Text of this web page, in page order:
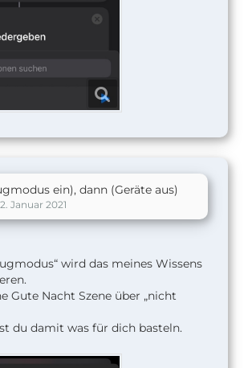
ein), dann (Geräte aus)
2. Januar 2021
wird das meines Wissens
Gute Nacht Szene über „nicht
du damit was für dich basteln.